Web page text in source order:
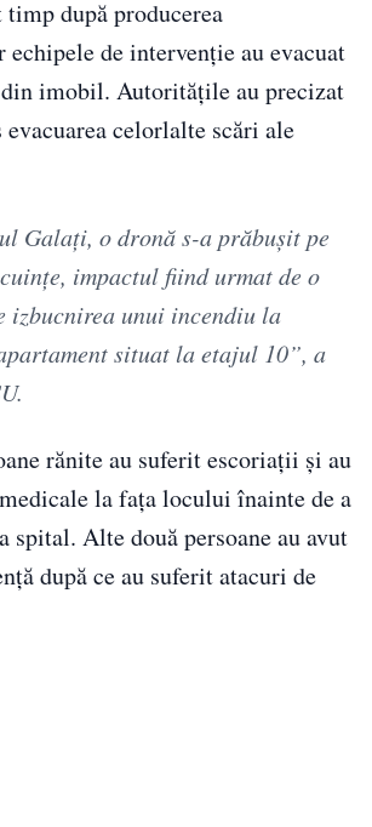
după producerea
de intervenţie au evacuat
din imobil. Autorităţile au precizat
evacuarea celorlalte scări ale
Galaţi, o dronă s-a prăbuşit pe
impactul fiind urmat de o
izbucnirea unui incendiu la
situat la etajul 10”, a
rănite au suferit escoriaţii şi au
la faţa locului înainte de a
spital. Alte două persoane au avut
după ce au suferit atacuri de